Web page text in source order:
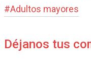
#Adultos mayores
Déjanos tus